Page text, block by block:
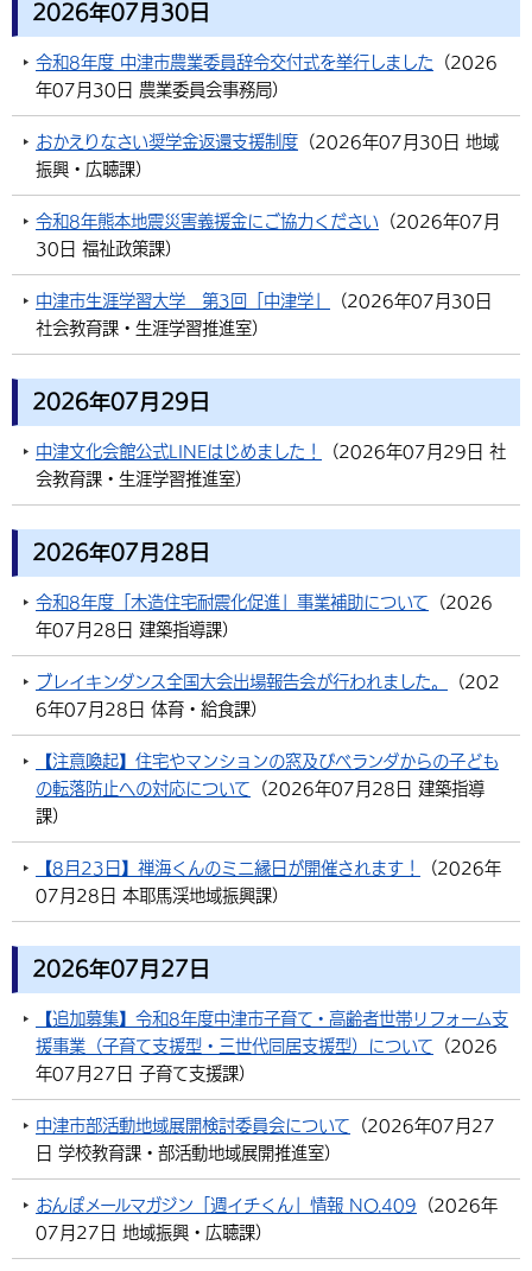
2026年07月30日
令和8年度 中津市農業委員辞令交付式を挙行しました （2026
年07月30日 農業委員会事務局）
おかえりなさい奨学金返還支援制度 （2026年07月30日 地域
振興・広聴課）
令和8年熊本地震災害義援金にご協力ください （2026年07月
30日 福祉政策課）
中津市生涯学習大学 第3回「中津学」 （2026年07月30日
社会教育課・生涯学習推進室）
2026年07月29日
中津文化会館公式LINEはじめました！ （2026年07月29日 社
会教育課・生涯学習推進室）
2026年07月28日
令和8年度「木造住宅耐震化促進」事業補助について （2026
年07月28日 建築指導課）
ブレイキンダンス全国大会出場報告会が行われました。 （202
6年07月28日 体育・給食課）
【注意喚起】住宅やマンションの窓及びベランダからの子ども
の転落防止への対応について （2026年07月28日 建築指導
課）
【8月23日】禅海くんのミニ縁日が開催されます！ （2026年
07月28日 本耶馬渓地域振興課）
2026年07月27日
【追加募集】令和8年度中津市子育て・高齢者世帯リフォーム支
援事業（子育て支援型・三世代同居支援型）について （2026
年07月27日 子育て支援課）
中津市部活動地域展開検討委員会について （2026年07月27
日 学校教育課・部活動地域展開推進室）
おんぽメールマガジン「週イチくん」情報 NO.409 （2026年
07月27日 地域振興・広聴課）